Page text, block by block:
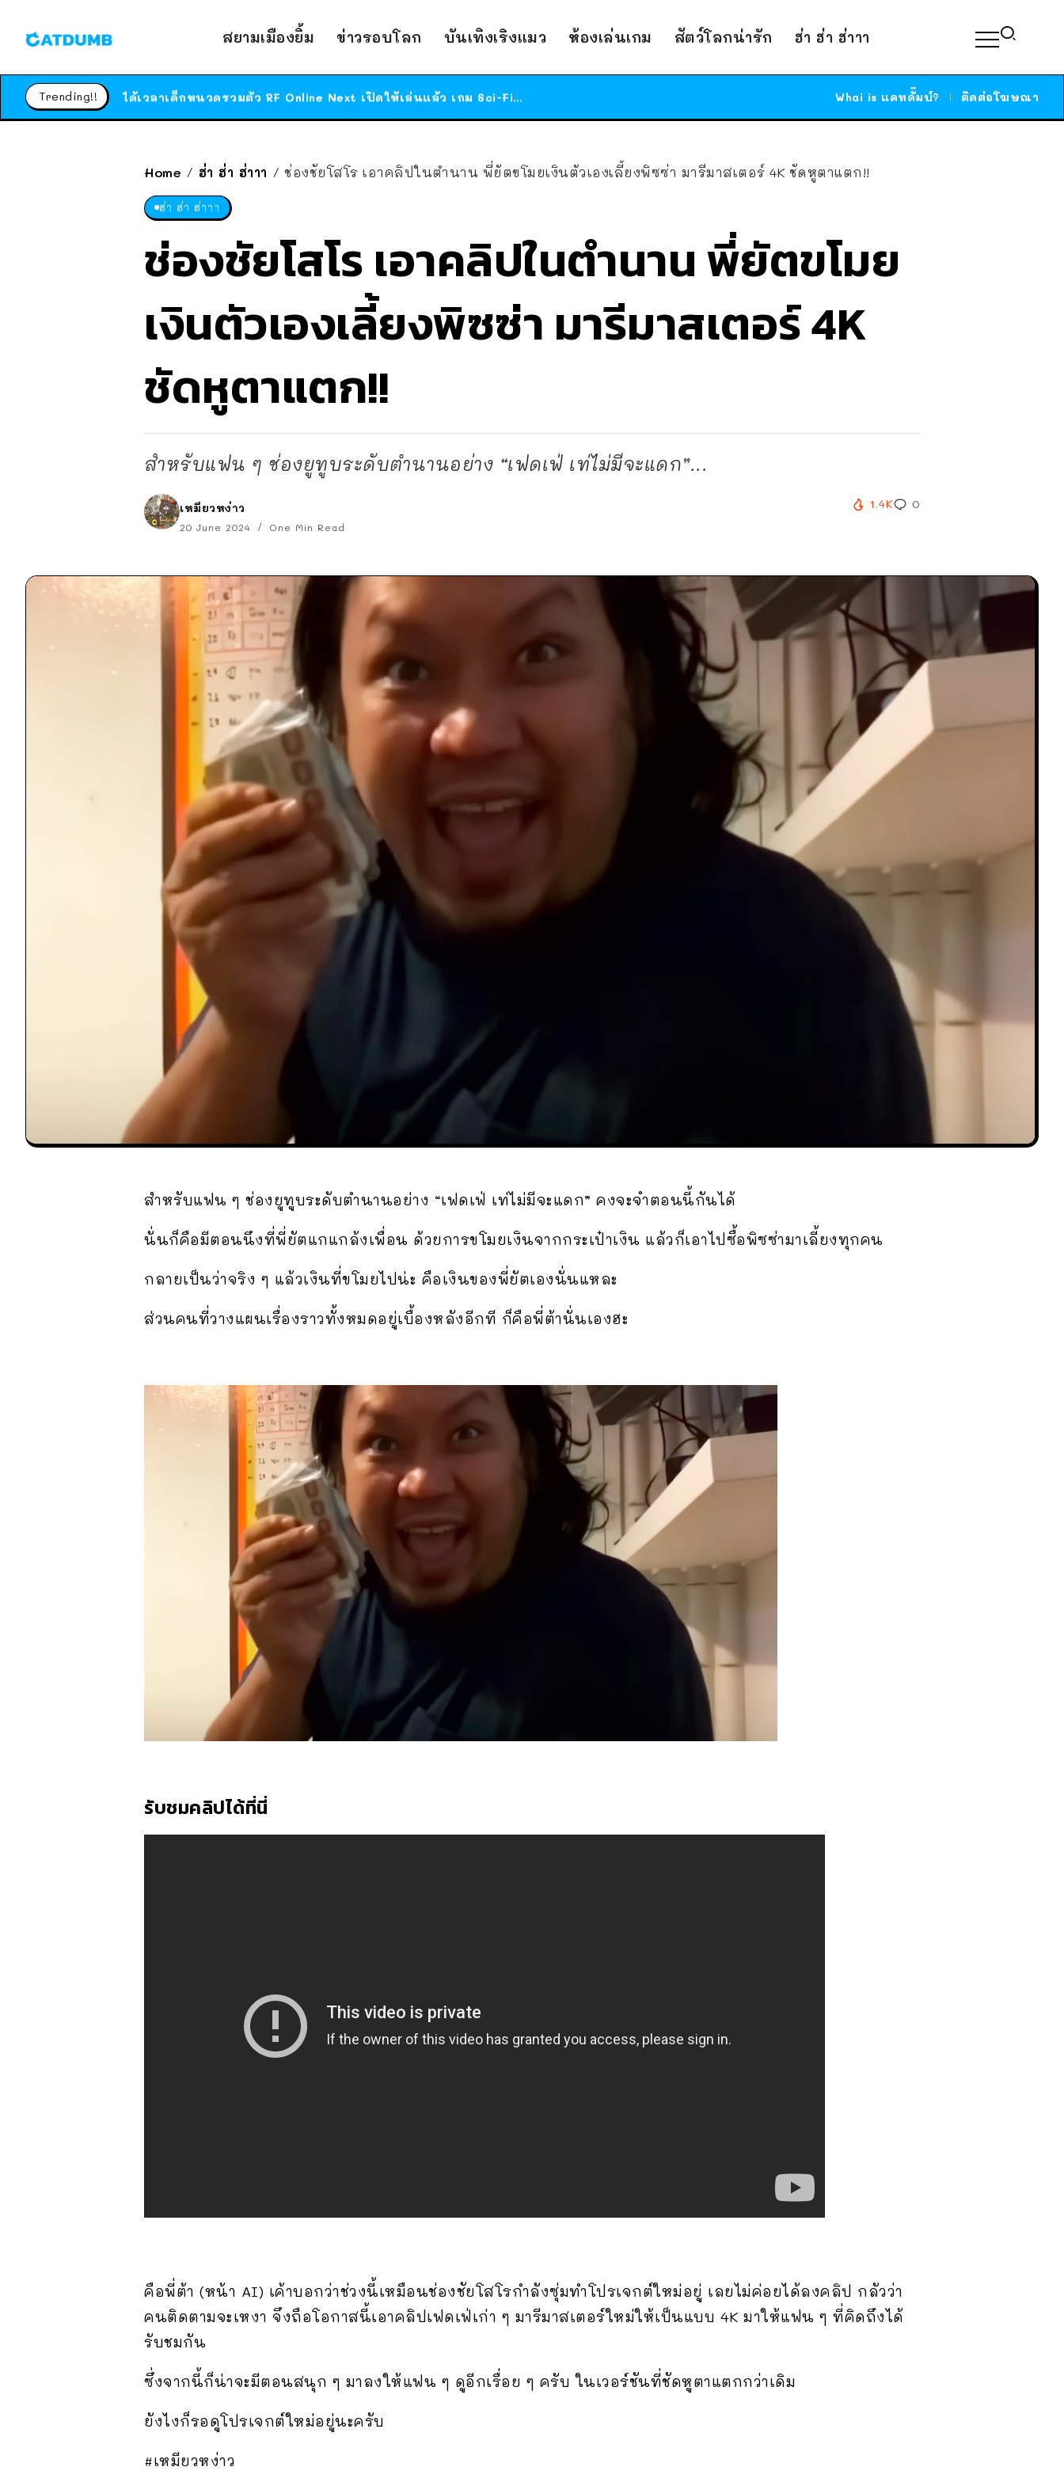
สยามเมืองยิ้ม ข่าวรอบโลก บันเทิงเริงแมว ห้องเล่นเกม สัตว์โลกน่ารัก ฮ่า ฮ่า ฮ่าาา
Trending!!
ร้านอาหารในนิวยอร์กประกาศปิดตัวลง หลังอยู่มานานกว่า 45 ปี ติดป้ายขอบคุณลูกค้าทุกคน แถมสูตรทำไวท์ซอสให้แบบจัดเต็ม
ได้เวลาเด็กหนวดรวมตัว RF Online Next เปิดให้เล่นแล้ว เกม Sci-Fi MMORPG ระดับตำนาน เล่นได้ทั้งมือถือและ PC Whai is แคทดั๊มบ์? ติดต่อโฆษณา
Home / ฮ่า ฮ่า ฮ่าาา / ช่องชัยโสโร เอาคลิปในตำนาน พี่ยัตขโมยเงินตัวเองเลี้ยงพิซซ่า มารีมาสเตอร์ 4K ชัดหูตาแตก!!
ฮ่า ฮ่า ฮ่าาา
ช่องชัยโสโร เอาคลิปในตำนาน พี่ยัตขโมย
เงินตัวเองเลี้ยงพิซซ่า มารีมาสเตอร์ 4K
ชัดหูตาแตก!!
สำหรับแฟน ๆ ช่องยูทูบระดับตำนานอย่าง “เฟดเฟ่ เท่ไม่มีจะแดก”...
เหมียวหง่าว
20 June 2024 One Min Read
1.4K 0
สำหรับแฟน ๆ ช่องยูทูบระดับตำนานอย่าง “เฟดเฟ่ เท่ไม่มีจะแดก” คงจะจำตอนนี้กันได้
นั่นก็คือมีตอนนึงที่พี่ยัตแกแกล้งเพื่อน ด้วยการขโมยเงินจากกระเป๋าเงิน แล้วก็เอาไปซื้อพิซซ่ามาเลี้ยงทุกคน
กลายเป็นว่าจริง ๆ แล้วเงินที่ขโมยไปน่ะ คือเงินของพี่ยัตเองนั่นแหละ
ส่วนคนที่วางแผนเรื่องราวทั้งหมดอยู่เบื้องหลังอีกที ก็คือพี่ต้านั่นเองฮะ
รับชมคลิปได้ที่นี่
คือพี่ต้า (หน้า AI) เค้าบอกว่าช่วงนี้เหมือนช่องชัยโสโรกำลังซุ่มทำโปรเจกต์ใหม่อยู่ เลยไม่ค่อยได้ลงคลิป กลัวว่า
คนติดตามจะเหงา จึงถือโอกาสนี้เอาคลิปเฟดเฟ่เก่า ๆ มารีมาสเตอร์ใหม่ให้เป็นแบบ 4K มาให้แฟน ๆ ที่คิดถึงได้
รับชมกัน
ซึ่งจากนี้ก็น่าจะมีตอนสนุก ๆ มาลงให้แฟน ๆ ดูอีกเรื่อย ๆ ครับ ในเวอร์ชันที่ชัดหูตาแตกกว่าเดิม
ยังไงก็รอดูโปรเจกต์ใหม่อยู่นะครับ
#เหมียวหง่าว